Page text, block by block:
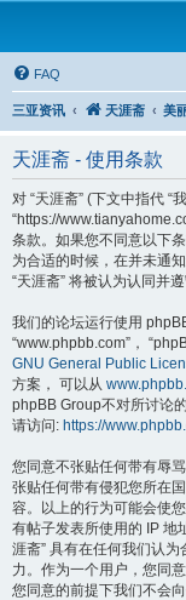
FAQ
三亚资讯 天涯斋 美
天涯斋 - 使用条款
对 “天涯斋” (下文中指代 “
“https://
条款。如果您不同意以下
为合适的时候，在并未通
“天涯斋” 将被认为认同并遵
我们的论坛运行使用
“www.phpbb.com”，
GNU General Public
方案， 可以从
phpBB Group不对所讨论
请访问: https://
您同意不张贴任何带有辱
张贴任何带有侵犯您所在
容。以上的行为可能会使
有帖子发表所使用的 IP 地
涯斋” 具有在任何我们认
力。作为一个用户，您同
您同意的前提下我们不会